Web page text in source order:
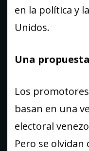
en la política y
Unidos.
Una
Los
basan en una
electoral
Pero se